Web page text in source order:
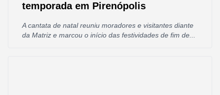
temporada em Pirenópolis
A cantata de natal reuniu moradores e visitantes diante
da Matriz e marcou o início das festividades de fim de...